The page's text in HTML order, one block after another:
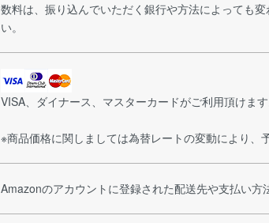
数料は、振り込んでいただく銀行や方法によっても
い。
VISA、ダイナース、マスターカードがご利用頂けます
※商品価格に関しましては為替レートの変動により、
Amazonのアカウントに登録された配送先や支払い方